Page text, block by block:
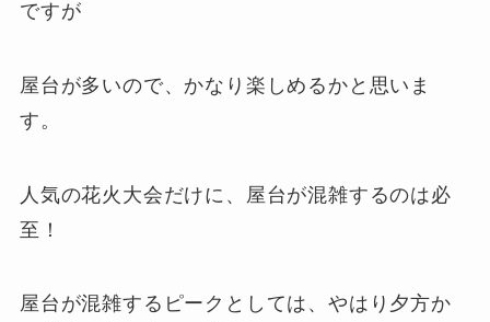
ですが
屋台が多いので、かなり楽しめるかと思いま
す。
人気の花火大会だけに、屋台が混雑するのは必
至！
屋台が混雑するピークとしては、やはり夕方か